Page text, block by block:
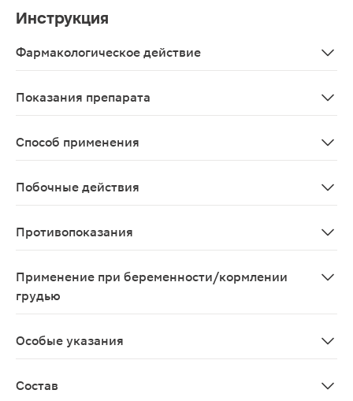
Инструкция
Фармакологическое действие
Показания препарата
Способ применения
Побочные действия
Противопоказания
Применение при беременности/кормлении
грудью
Особые указания
Состав